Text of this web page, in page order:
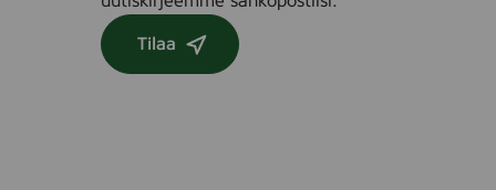
Tilaa